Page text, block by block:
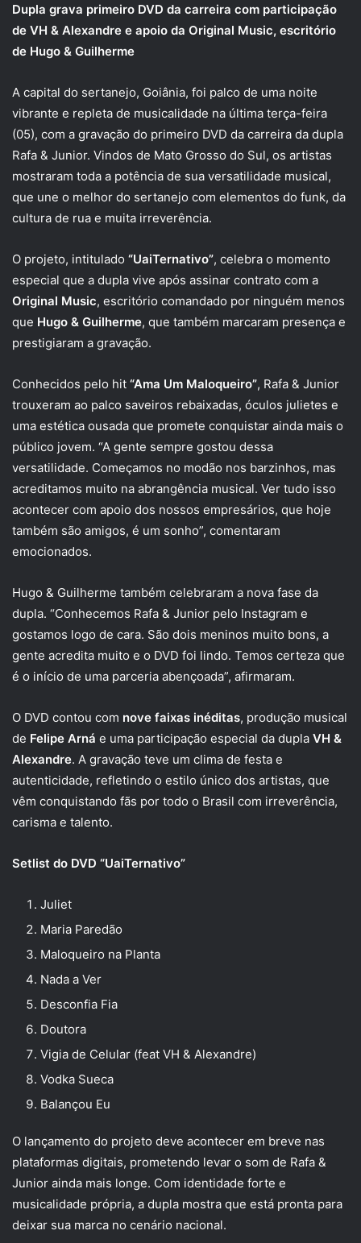
Dupla grava primeiro DVD da carreira com participação
de VH & Alexandre e apoio da Original Music, escritório
de Hugo & Guilherme
A capital do sertanejo, Goiânia, foi palco de uma noite
vibrante e repleta de musicalidade na última terça-feira
(05), com a gravação do primeiro DVD da carreira da dupla
Rafa & Junior. Vindos de Mato Grosso do Sul, os artistas
mostraram toda a potência de sua versatilidade musical,
que une o melhor do sertanejo com elementos do funk, da
cultura de rua e muita irreverência.
O projeto, intitulado “UaiTernativo”, celebra o momento
especial que a dupla vive após assinar contrato com a
Original Music, escritório comandado por ninguém menos
que Hugo & Guilherme, que também marcaram presença e
prestigiaram a gravação.
Conhecidos pelo hit “Ama Um Maloqueiro”, Rafa & Junior
trouxeram ao palco saveiros rebaixadas, óculos julietes e
uma estética ousada que promete conquistar ainda mais o
público jovem. “A gente sempre gostou dessa
versatilidade. Começamos no modão nos barzinhos, mas
acreditamos muito na abrangência musical. Ver tudo isso
acontecer com apoio dos nossos empresários, que hoje
também são amigos, é um sonho”, comentaram
emocionados.
Hugo & Guilherme também celebraram a nova fase da
dupla. “Conhecemos Rafa & Junior pelo Instagram e
gostamos logo de cara. São dois meninos muito bons, a
gente acredita muito e o DVD foi lindo. Temos certeza que
é o início de uma parceria abençoada”, afirmaram.
O DVD contou com nove faixas inéditas, produção musical
de Felipe Arná e uma participação especial da dupla VH &
Alexandre. A gravação teve um clima de festa e
autenticidade, refletindo o estilo único dos artistas, que
vêm conquistando fãs por todo o Brasil com irreverência,
carisma e talento.
Setlist do DVD “UaiTernativo”
Juliet
Maria Paredão
Maloqueiro na Planta
Nada a Ver
Desconfia Fia
Doutora
Vigia de Celular (feat VH & Alexandre)
Vodka Sueca
Balançou Eu
O lançamento do projeto deve acontecer em breve nas
plataformas digitais, prometendo levar o som de Rafa &
Junior ainda mais longe. Com identidade forte e
musicalidade própria, a dupla mostra que está pronta para
deixar sua marca no cenário nacional.